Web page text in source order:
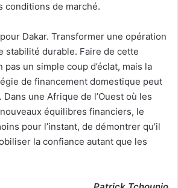
conditions de marché.
pour Dakar. Transformer une opération
stabilité durable. Faire de cette
un simple coup d’éclat, mais la
de financement domestique peut
une Afrique de l’Ouest où les
équilibres financiers, le
pour l’instant, de démontrer qu’il
la confiance autant que les